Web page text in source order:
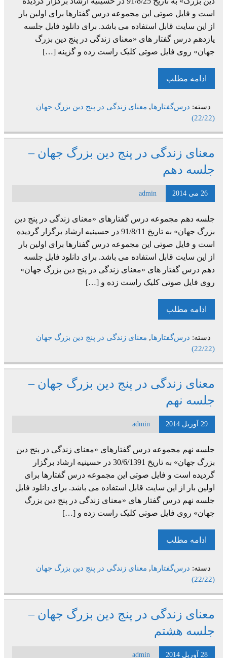
است و فایل صوتی این مجموعه درس گفتارها برای اولین بار
از این سایت قابل استفاده می باشد. برای دانلود فایل جلسه
یازدهم درس گفتار های «معنای زندگی در پنج دین بزرگ
جهان» روی فایل صوتی کلیک راست زده و گزینه […]
ادامه مطلب
دسته: درس‌گفتارها, معنای زندگی در پنج دین بزرگ جهان
(22/22)
معنای زندگی در پنج دین بزرگ جهان –
جلسه دهم
26 می 2014 admin
جلسه دهم مجموعه درس گفتارهای «معنای زندگی در پنج دین
بزرگ جهان» به تاریخ 91/8/11 در حسینیه ارشاد برگزار گردیده
است و فایل صوتی این مجموعه درس گفتارها برای اولین بار
از این سایت قابل استفاده می باشد. برای دانلود فایل جلسه
دهم درس گفتار های «معنای زندگی در پنج دین بزرگ جهان»
روی فایل صوتی کلیک راست زده و […]
ادامه مطلب
دسته: درس‌گفتارها, معنای زندگی در پنج دین بزرگ جهان
(22/22)
معنای زندگی در پنج دین بزرگ جهان –
جلسه نهم
29 آوریل 2014 admin
جلسه نهم مجموعه درس گفتارهای «معنای زندگی در پنج دین
بزرگ جهان» به تاریخ 30/6/1391 در حسینیه ارشاد برگزار
گردیده است و فایل صوتی این مجموعه درس گفتارها برای
اولین بار از این سایت قابل استفاده می باشد. برای دانلود فایل
جلسه نهم درس گفتار های «معنای زندگی در پنج دین بزرگ
جهان» روی فایل صوتی کلیک راست زده و […]
ادامه مطلب
دسته: درس‌گفتارها, معنای زندگی در پنج دین بزرگ جهان
(22/22)
معنای زندگی در پنج دین بزرگ جهان –
جلسه هشتم
28 آوریل 2014 admin